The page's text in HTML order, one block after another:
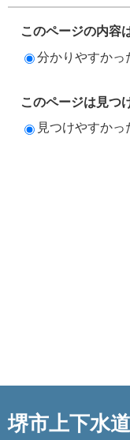
このページの内容
分かりやすかっ
このページは見つ
見つけやすかっ
堺市上下水